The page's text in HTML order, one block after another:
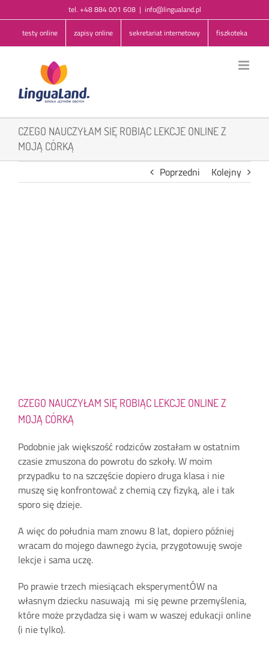
do
zawartości
tel. +48 884 001 608 | info@lingualand.pl
testy online zapisy online sekretariat internetowy fiszkoteka
CZEGO NAUCZYŁAM SIĘ ROBIĄC LEKCJE ONLINE Z
MOJĄ CÓRKĄ
Poprzedni Kolejny
CZEGO NAUCZYŁAM SIĘ ROBIĄC LEKCJE ONLINE Z
MOJĄ CÓRKĄ
Podobnie jak większość rodziców zostałam w ostatnim
czasie zmuszona do powrotu do szkoły. W moim
przypadku to na szczęście dopiero druga klasa i nie
muszę się konfrontować z chemią czy fizyką, ale i tak
sporo się dzieje.
A więc do południa mam znowu 8 lat, dopiero później
wracam do mojego dawnego życia, przygotowuję swoje
lekcje i sama uczę.
Po prawie trzech miesiącach eksperymentÓW na
własnym dziecku nasuwają mi się pewne przemyślenia,
które może przydadza się i wam w waszej edukacji online
(i nie tylko).